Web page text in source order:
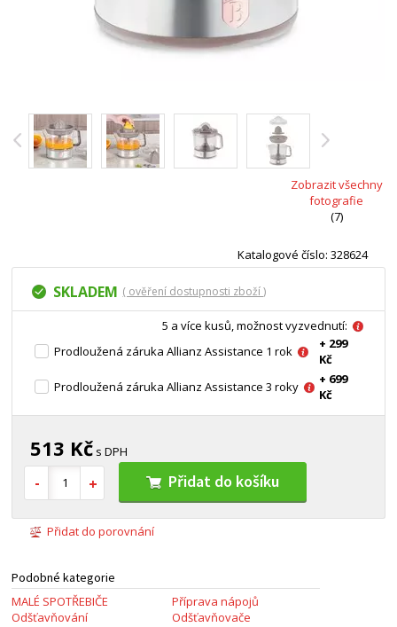
Zobrazit všechny
fotografie
(7)
Katalogové číslo: 328624
SKLADEM ( ověření dostupnosti zboží )
5 a více kusů, možnost vyzvednutí:
Prodloužená záruka Allianz Assistance 1 rok
+ 299
Kč
Prodloužená záruka Allianz Assistance 3 roky
+ 699
Kč
513 Kč s DPH
Přidat do košíku
Přidat do porovnání
Podobné kategorie
MALÉ SPOTŘEBIČE
Odšťavňování
Příprava nápojů
Odšťavňovače